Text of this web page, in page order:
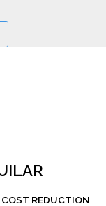
REDUCTION